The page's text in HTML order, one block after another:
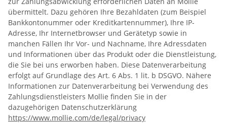
übermittelt. Dazu gehören Ihre Bezahldaten (zum Beispiel
Bankkontonummer oder Kreditkartennummer), Ihre IP-
Adresse, Ihr Internetbrowser und Gerätetyp sowie in
manchen Fällen Ihr Vor- und Nachname, Ihre Adressdaten
und Informationen über das Produkt oder die Dienstleistung,
die Sie bei uns erworben haben. Diese Datenverarbeitung
erfolgt auf Grundlage des Art. 6 Abs. 1 lit. b DSGVO. Nähere
Informationen zur Datenverarbeitung bei Verwendung des
Zahlungsdienstleisters Mollie finden Sie in der
dazugehörigen Datenschutzerklärung
https://www.mollie.com/de/legal/privacy